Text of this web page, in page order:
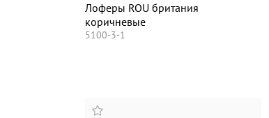
Лоферы ROU британия
коричневые
5100-3-1